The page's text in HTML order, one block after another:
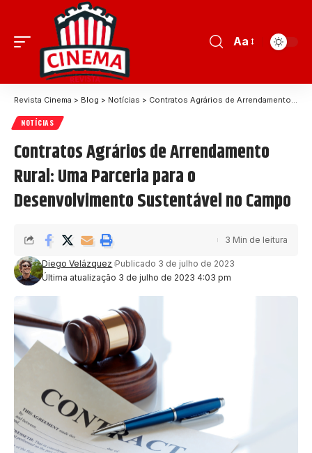
Aa
Revista Cinema > Blog > Notícias > Contratos Agrários de Arrendamento Rural: Uma Parceria para o Desenvolvimento Sustentável no Campo
NOTÍCIAS
Contratos Agrários de Arrendamento
Rural: Uma Parceria para o
Desenvolvimento Sustentável no Campo
Última atualização 3 de julho de 2023 4:03 pm
Diego Velázquez Publicado 3 de julho de 2023
3 Min de leitura